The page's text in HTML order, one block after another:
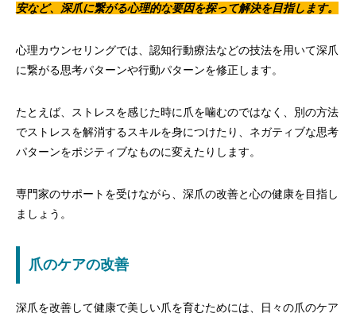
安など、深爪に繋がる心理的な要因を探って解決を目指します。
心理カウンセリングでは、認知行動療法などの技法を用いて深爪
に繋がる思考パターンや行動パターンを修正します。
たとえば、ストレスを感じた時に爪を噛むのではなく、別の方法
でストレスを解消するスキルを身につけたり、ネガティブな思考
パターンをポジティブなものに変えたりします。
専門家のサポートを受けながら、深爪の改善と心の健康を目指し
ましょう。
爪のケアの改善
深爪を改善して健康で美しい爪を育むためには、日々の爪のケア